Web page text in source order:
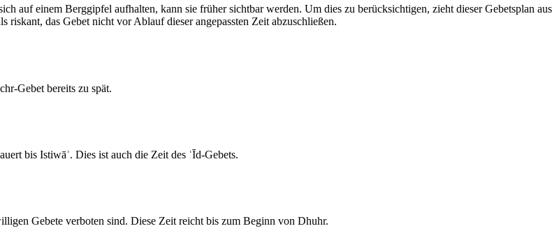
auf einem Berggipfel aufhalten, kann sie früher sichtbar werden. Um dies zu berücksichtigen, zieht dieser Gebetsplan aus
das Gebet nicht vor Ablauf dieser angepassten Zeit abzuschließen.
Gebet bereits zu spät.
bis Istiwāʾ. Dies ist auch die Zeit des ʿĪd-Gebets.
Gebete verboten sind. Diese Zeit reicht bis zum Beginn von Dhuhr.